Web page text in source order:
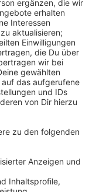
Ratschläge
ein paar
damit die
Markus
zu lange dauert.